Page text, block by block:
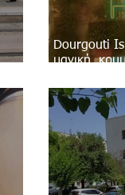
Dourgouti
μαγική,